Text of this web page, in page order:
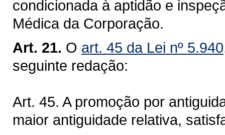
condicionada à aptidão e
Médica da Corporação.
Art. 21. O art. 45 da Lei nº
seguinte redação:
Art. 45. A promoção por
maior antiguidade relativa,